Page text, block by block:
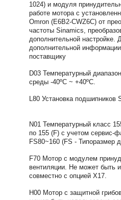
1024) и модуля
работе мотора с
Omron (E6B2-CWZ6C) от
частоты Sinamics,
дополнительной настройке.
дополнительной
поставщику
D03 Температурный
среды -40ºC ~ +40ºC.
L80 Установка подшипников
N01 Температурный класс
по 155 (F) с учетом сервис-
FS80~160 (FS - Типоразмер
F70 Мотор с модулем
вентиляции. Не может быть
совместно с опцией X17.
H00 Мотор с защитной